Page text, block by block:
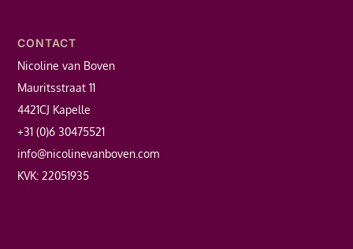
CONTACT
Nicoline van Boven
Mauritsstraat 11
4421CJ Kapelle
+31 (0)6 30475521
info@nicolinevanboven.com
KVK: 22051935